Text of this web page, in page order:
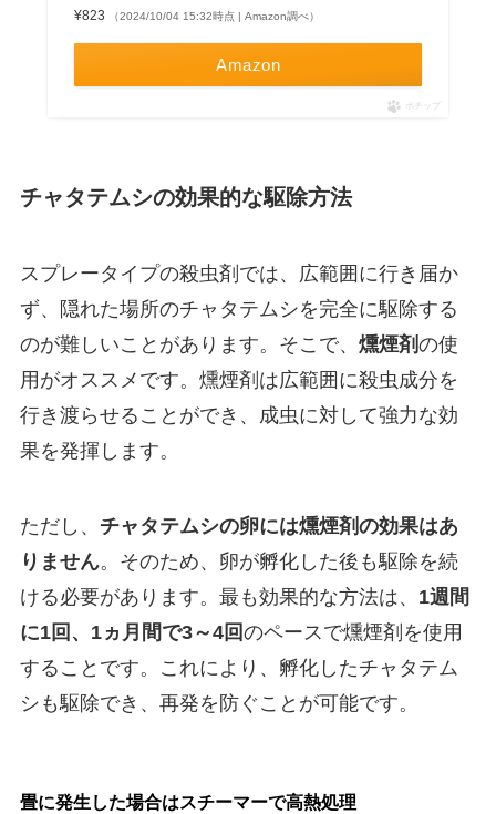
¥823 （2024/10/04 15:32時点 | Amazon調べ）
Amazon
ポチップ
チャタテムシの効果的な駆除方法
スプレータイプの殺虫剤では、広範囲に行き届か
ず、隠れた場所のチャタテムシを完全に駆除する
のが難しいことがあります。そこで、 燻煙剤の使
用がオススメです。燻煙剤は広範囲に殺虫成分を
行き渡らせることができ、成虫に対して強力な効
果を発揮します。
ただし、 チャタテムシの卵には燻煙剤の効果はあ
りません。そのため、卵が孵化した後も駆除を続
ける必要があります。最も効果的な方法は、 1週間
に1回、1ヵ月間で3～4回のペースで燻煙剤を使用
することです。これにより、孵化したチャタテム
シも駆除でき、再発を防ぐことが可能です。
畳に発生した場合はスチーマーで高熱処理